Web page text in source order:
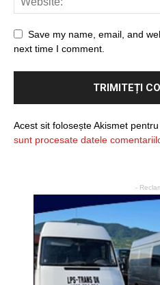
Save my name, email, and
next time I comment.
Acest sit folosește Akismet
sunt procesate datele
-